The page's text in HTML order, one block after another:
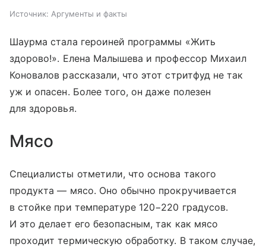
Источник: Аргументы и факты
Шаурма стала героиней программы «Жить
здорово!». Елена Малышева и профессор Михаил
Коновалов рассказали, что этот стритфуд не так
уж и опасен. Более того, он даже полезен
для здоровья.
Мясо
Специалисты отметили, что основа такого
продукта — мясо. Оно обычно прокручивается
в стойке при температуре 120−220 градусов.
И это делает его безопасным, так как мясо
проходит термическую обработку. В таком случае,